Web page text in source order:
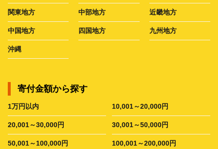
関東地方 中部地方 近畿地方
中国地方 四国地方 九州地方
沖縄
寄付金額から探す
1万円以内 10,001～20,000円
20,001～30,000円 30,001～50,000円
50,001～100,000円 100,001～200,000円